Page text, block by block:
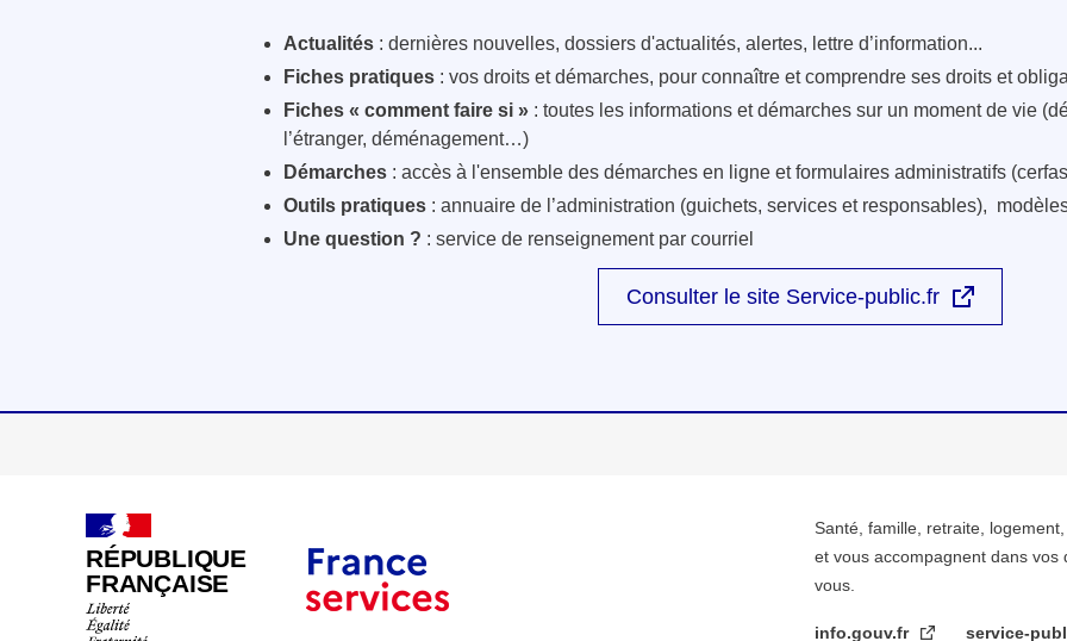
Actualités : dernières nouvelles, dossiers d'actualités, alertes, lettre d’information...
Fiches pratiques : vos droits et démarches, pour connaître et comprendre ses droits et
Fiches « comment faire si » : toutes les informations et démarches sur un moment de vie
l’étranger, déménagement…)
Démarches : accès à l'ensemble des démarches en ligne et formulaires administratifs
Outils pratiques : annuaire de l’administration (guichets, services et responsables),
Une question ? : service de renseignement par courriel
Consulter le site Service-public.fr
RÉPUBLIQUE
FRANÇAISE
Santé, famille, retraite,
et vous accompagnent dans
vous.
info.gouv.fr service-